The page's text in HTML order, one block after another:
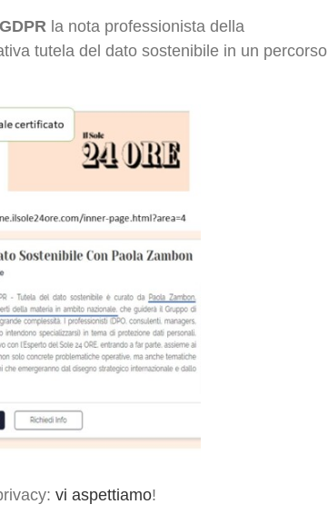
la nota professionista della
tutela del dato sostenibile in un percorso
vi aspettiamo!